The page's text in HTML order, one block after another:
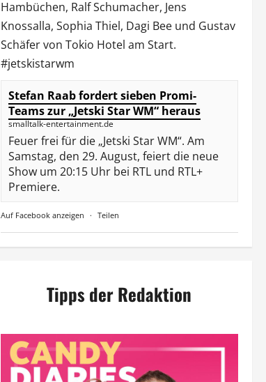
Hambüchen, Ralf Schumacher, Jens
Knossalla, Sophia Thiel, Dagi Beeund Gustav
Schäfer von Tokio Hotel am Start.
#jetskistarwm
Stefan Raab fordert sieben Promi-
Teams zur „Jetski Star WM“ heraus
smalltalk-entertainment.de
Feuer frei für die „Jetski Star WM“. Am
Samstag, den 29. August, feiert die neue
Show um 20:15 Uhr bei RTL und RTL+
Premiere.
Auf Facebook anzeigen · Teilen
Tipps der Redaktion